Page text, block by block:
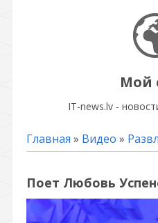
Мой
IT-news.lv -
Главная » Видео »
Поет Любовь